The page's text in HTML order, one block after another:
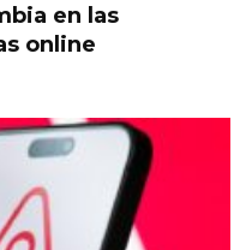
en las
online